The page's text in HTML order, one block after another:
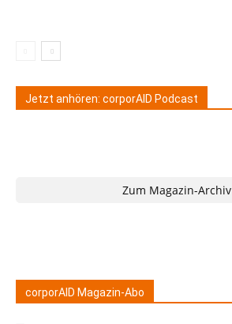
Jetzt anhören: corporAID Podcast
Zum Magazin-Archiv
corporAID Magazin-Abo